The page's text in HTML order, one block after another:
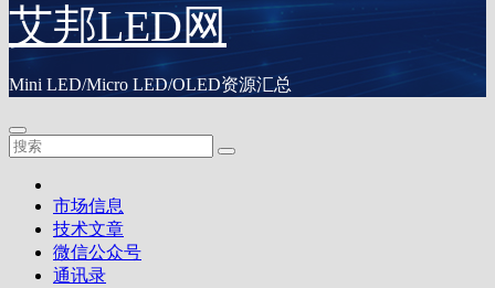
艾邦LED网
Mini LED/Micro LED/OLED资源汇总
市场信息
技术文章
微信公众号
通讯录